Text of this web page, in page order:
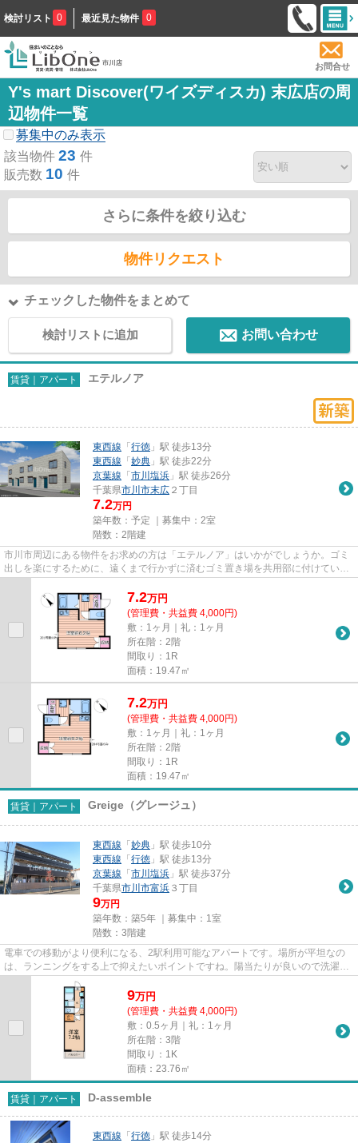
検討リスト 0 最近見た物件 0
お問合せ
Y's mart Discover(ワイズディスカ) 末広店の周
辺物件一覧
募集中のみ表示
該当物件 23 件
販売数 10 件
さらに条件を絞り込む
物件リクエスト
チェックした物件をまとめて
検討リストに追加 お問い合わせ
賃貸｜アパート エテルノア
東西線 「 行徳 」駅 徒歩13分
東西線 「 妙典 」駅 徒歩22分
京葉線 「 市川塩浜 」駅 徒歩26分
千葉県市川市末広 ２丁目
7.2万円
築年数：予定 ｜募集中： 2室
階数：2階建
市川市周辺にある物件をお求めの方は「エテルノア」はいかがでしょうか。ゴミ
出しを楽にするために、遠くまで行かずに済むゴミ置き場を共用部に付けていま
7.2万円
(管理費・共益費 4,000円)
敷：1ヶ月｜礼：1ヶ月
所在階：2階
間取り：1R
面積：19.47㎡
7.2万円
(管理費・共益費 4,000円)
敷：1ヶ月｜礼：1ヶ月
所在階：2階
間取り：1R
面積：19.47㎡
賃貸｜アパート Greige（グレージュ）
東西線 「 妙典 」駅 徒歩10分
東西線 「 行徳 」駅 徒歩13分
京葉線 「 市川塩浜 」駅 徒歩37分
千葉県市川市富浜 ３丁目
9万円
築年数：築5年 ｜募集中： 1室
階数：3階建
電車での移動がより便利になる、2駅利用可能なアパートです。場所が平坦なの
は、ランニングをする上で抑えたいポイントですね。陽当たりが良いので洗濯物
も乾きやすい物件です。2021年...
9万円
(管理費・共益費 4,000円)
敷：0.5ヶ月｜礼：1ヶ月
所在階：3階
間取り：1K
面積：23.76㎡
賃貸｜アパート D-assemble
東西線 「 行徳 」駅 徒歩14分